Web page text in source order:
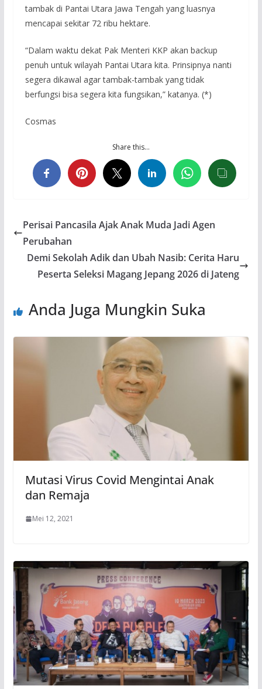
tambak di Pantai Utara Jawa Tengah yang luasnya
mencapai sekitar 72 ribu hektare.
“Dalam waktu dekat Pak Menteri KKP akan backup
penuh untuk wilayah Pantai Utara kita. Prinsipnya nanti
segera dikawal agar tambak-tambak yang tidak
berfungsi bisa segera kita fungsikan,” katanya. (*)
Cosmas
Share this…
Perisai Pancasila Ajak Anak Muda Jadi Agen
Perubahan
Demi Sekolah Adik dan Ubah Nasib: Cerita Haru
Peserta Seleksi Magang Jepang 2026 di Jateng
Anda Juga Mungkin Suka
Mutasi Virus Covid Mengintai Anak
dan Remaja
Mei 12, 2021